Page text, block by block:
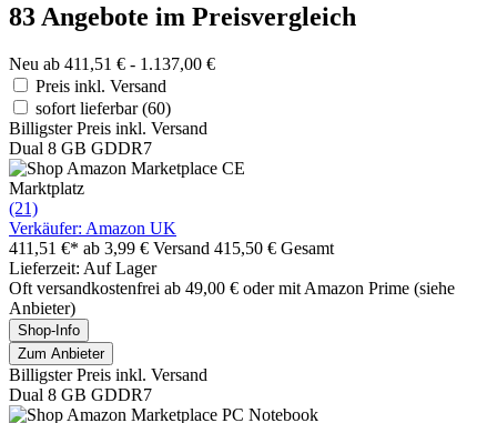
83 Angebote im Preisvergleich
Neu ab 411,51 € - 1.137,00 €
Preis inkl. Versand
sofort lieferbar(60)
Billigster Preis inkl. Versand
Dual 8 GB GDDR7
Marktplatz
(21)
Verkäufer: Amazon UK
411,51 €* ab 3,99 € Versand 415,50 € Gesamt
Lieferzeit: Auf Lager
Oft versandkostenfrei ab 49,00 € oder mit Amazon Prime (siehe
Anbieter)
Shop-Info
Zum Anbieter
Billigster Preis inkl. Versand
Dual 8 GB GDDR7